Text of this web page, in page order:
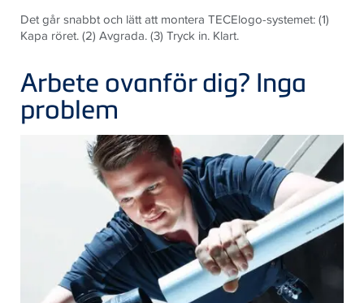
Det går snabbt och lätt att montera TECElogo-systemet: (1)
Kapa röret. (2) Avgrada. (3) Tryck in. Klart.
Arbete ovanför dig? Inga
problem